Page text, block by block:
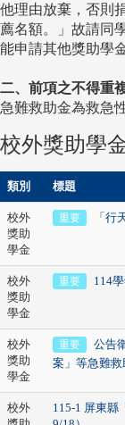
他理由放棄，否則
薦名額。」故請同
能申請其他獎助學金
二、前項之不得重
急難救助金為救急
校外獎助學
類別 標題
校外
獎助
學金
重要 「行
校外
獎助
學金
重要 114
校外
獎助
學金
重要
公告
案」等急難
校外
115-1 屏東縣